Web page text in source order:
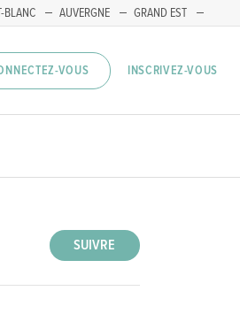
BLANC AUVERGNE
GRAND EST
VOUS INSCRIVEZ-VOUS
SUIVRE